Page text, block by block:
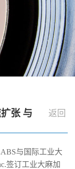
张 与
返回
与国际工业大
签订工业大麻加